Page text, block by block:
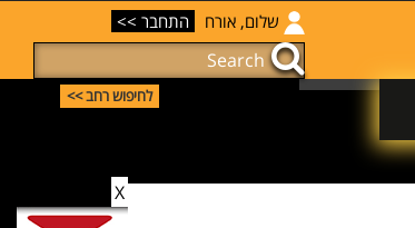
X
שלום, אורח התחבר >>
לחיפוש רחב >>